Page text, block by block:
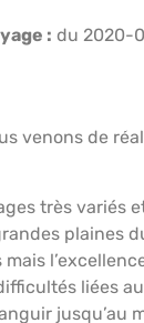
: du 2020-
venons de
très
plaines
liées
jusqu’au